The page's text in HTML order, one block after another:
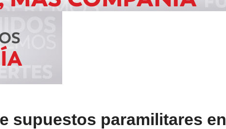
supuestos paramilitares en